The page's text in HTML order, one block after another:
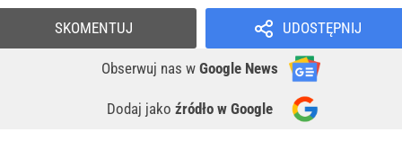
UDOSTĘPNIJ
Obserwuj nas w Google News
Dodaj jako źródło w Google
SKOMENTUJ